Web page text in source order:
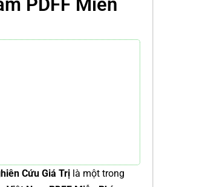
PDFF Miễn
Cứu Giá Trị là một trong